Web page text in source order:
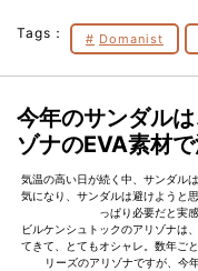
Tags： Domanist
今年のサンダル
ゾナのEVA素材で
気温の高い日が続く中、サンダル
気になり、サンダルは避けようと
っぱり必要だと実
ビルケンシュトックのアリゾナは
てきて、とてもオシャレ。数年ご
リーズのアリゾナですが、今